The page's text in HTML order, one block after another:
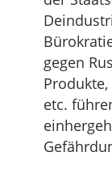
gegen
etc.